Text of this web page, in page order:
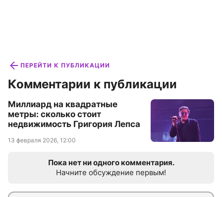
ПЕРЕЙТИ К ПУБЛИКАЦИИ
Комментарии к публикации
Миллиард на квадратные
метры: сколько стоит
недвижимость Григория Лепса
13 февраля 2026, 12:00
Пока нет ни одного комментария.
Начните обсуждение первым!